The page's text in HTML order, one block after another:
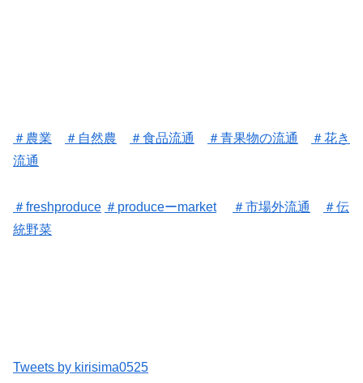
＃ 農業 ＃ 自然農 ＃食品流通 ＃青果物の流通
＃花き
流通
＃freshproduce ＃ produceーmarket ＃市場外流通 ＃伝
統野菜
Tweets by kirisima0525